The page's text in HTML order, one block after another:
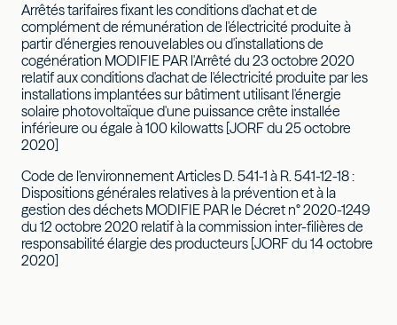
Arrêtés tarifaires fixant les conditions d'achat et de
complément de rémunération de l'électricité produite à
partir d'énergies renouvelables ou d'installations de
cogénération MODIFIE PAR l'Arrêté du 23 octobre 2020
relatif aux conditions d'achat de l'électricité produite par les
installations implantées sur bâtiment utilisant l'énergie
solaire photovoltaïque d'une puissance crête installée
inférieure ou égale à 100 kilowatts [JORF du 25 octobre
2020]
Code de l'environnement Articles D. 541-1 à R. 541-12-18 :
Dispositions générales relatives à la prévention et à la
gestion des déchets MODIFIE PAR le Décret n° 2020-1249
du 12 octobre 2020 relatif à la commission inter-filières de
responsabilité élargie des producteurs [JORF du 14 octobre
2020]